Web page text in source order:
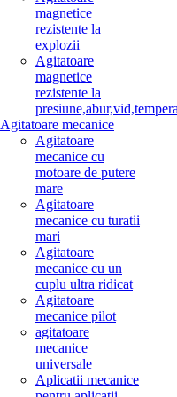
magnetice
rezistente la
explozii
Agitatoare
magnetice
rezistente la
Agitatoare mecanice
Agitatoare
mecanice cu
motoare de putere
mare
Agitatoare
mecanice cu turatii
mari
Agitatoare
mecanice cu un
cuplu ultra ridicat
Agitatoare
mecanice pilot
agitatoare
mecanice
universale
Aplicatii mecanice